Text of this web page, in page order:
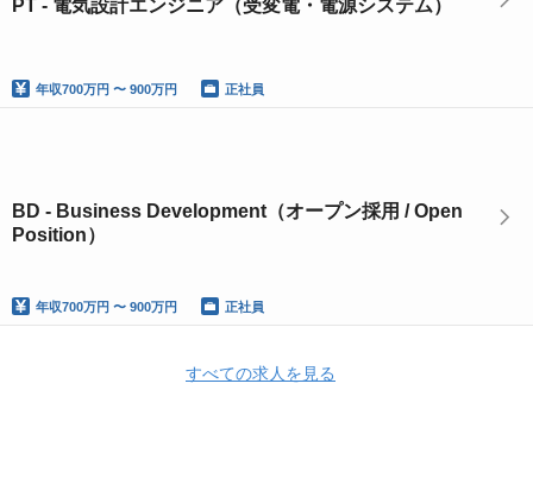
PT - 電気設計エンジニア（受変電・電源システム）
年収700万円 〜 900万円 正社員
BD - Business Development（オープン採用 / Open
Position）
年収700万円 〜 900万円 正社員
すべての求人を見る